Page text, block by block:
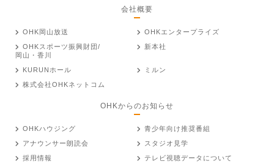
会社概要
OHK岡山放送
OHKエンタープライズ
OHKスポーツ振興財団/
岡山・香川
新本社
KURUNホール
ミルン
株式会社OHKネットコム
OHKからのお知らせ
OHKハウジング
青少年向け推奨番組
アナウンサー朗読会
スタジオ見学
採用情報
テレビ視聴データについて